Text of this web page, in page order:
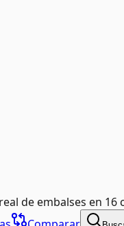
de embalses en